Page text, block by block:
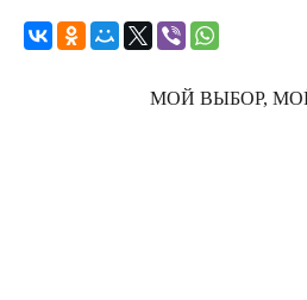
МОЙ ВЫБОР,